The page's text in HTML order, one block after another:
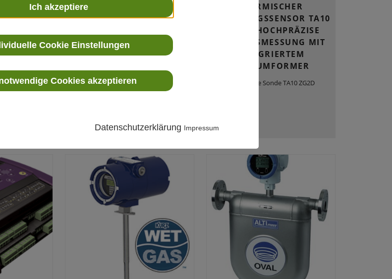
Ich akzeptiere
Cookie Einstellungen
Cookies akzeptieren
Datenschutzerklärung Impressum
UND
und
INDIGO 200 SERIE -
FLEXIBLE MESSLÖSUNG FÜR
TEMPERATUR UND
WASSERSTOFFPEROXID
Messwertgeber der Serie Indigo200 für
intelligente Vaisala-Sonden für
intelligente Vaisala-Feuchte-,
THERMISCHER
STRÖMUNGSSENSOR TA10
ZG2D – HOCHPRÄZISE
MEHRGASMESSUNG MIT
INTEGRIERTEM
MESSUMFORMER
Thermische Sonde TA10 ZG2D